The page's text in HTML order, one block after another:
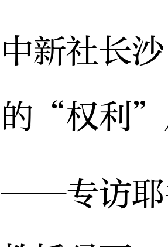
社长沙
的“权利”
访耶鲁